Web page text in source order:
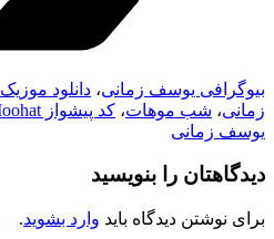
بیوگرافی یوسف زمانی، دانلود موزیک
زمانی، شب موهات، کد پیشواز Shabe Moohat از Yousef Zamani
یوسف زمانی
دیدگاهتان را بنویسید
برای نوشتن دیدگاه باید وارد بشوید.